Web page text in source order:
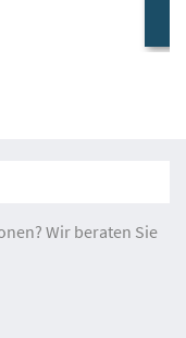
Wir beraten Sie